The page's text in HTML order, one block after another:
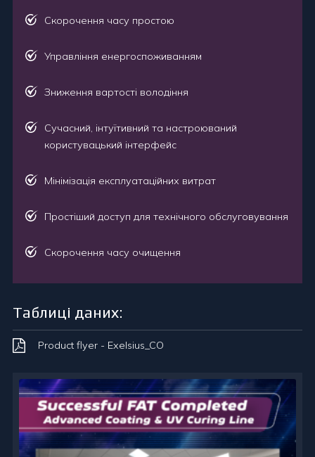
Скорочення часу простою
Управління енергоспоживанням
Зниження вартості володіння
Сучасний, інтуїтивний та настроюваний
користувацький інтерфейс
Мінімізація експлуатаційних витрат
Простіший доступ для технічного обслуговування
Скорочення часу очищення
Таблиці даних:
Product flyer - Exelsius_CO